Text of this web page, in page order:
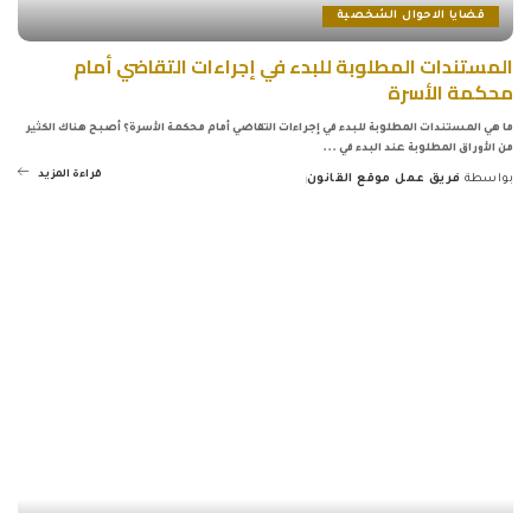
قضايا الاحوال الشخصية
المستندات المطلوبة للبدء في إجراءات التقاضي أمام
محكمة الأسرة
ما هي المستندات المطلوبة للبدء في إجراءات التقاضي أمام محكمة الأسرة؟ أصبح هناك الكثير
من الأوراق المطلوبة عند البدء في ...
Posted
بواسطة فريق عمل موقع القانون قراءة المزيد